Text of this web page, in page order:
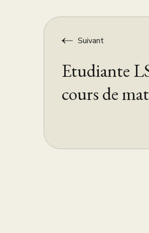
Suivant
Etudiante
cours de